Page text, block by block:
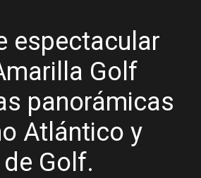
espectacular
Golf
panorámicas
Atlántico y
Golf.